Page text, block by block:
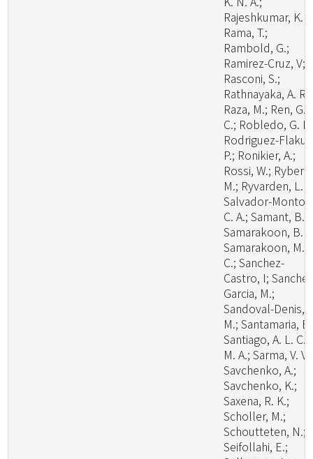
Rajeshkumar, K.
Rama, T.;
Rambold, G.;
Ramirez-Cruz, V;
Rasconi, S.;
Rathnayaka, A. R.;
Raza, M.; Ren, G.
C.; Robledo, G.
Rodriguez-
P.; Ronikier, A.;
Rossi, W.; Ryberg,
M.; Ryvarden, L.
Salvador-
C. A.; Samant, B.;
Samarakoon, B.
Samarakoon, M.
C.; Sanchez-
Castro, I;
Garcia, M.;
Sandoval-Denis,
M.; Santamaria,
Santiago, A. L. C.
M. A.; Sarma, V. V.;
Savchenko, A.;
Savchenko, K.;
Saxena, R. K.;
Scholler, M.;
Schoutteten, N.;
Seifollahi, E.;